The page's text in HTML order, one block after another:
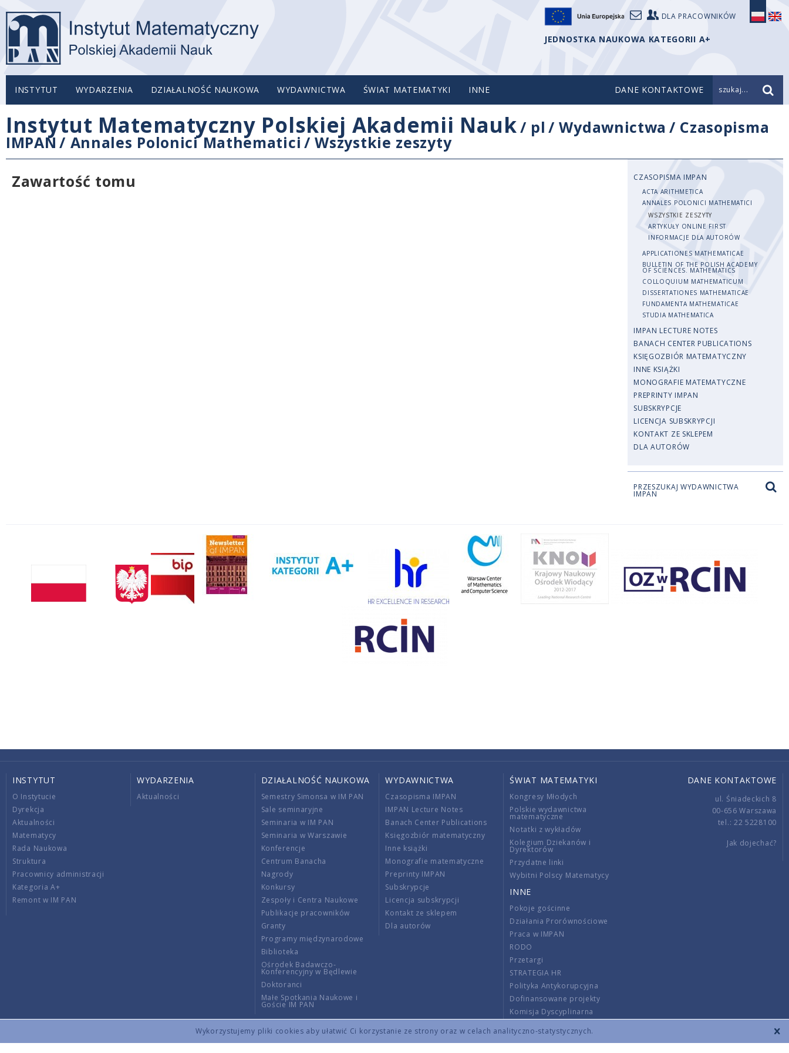
Wykorzystujemy pliki cookies aby ułatwić Ci korzystanie ze strony oraz w celach analityczno-statystycznych.
DLA PRACOWNIKÓW
JEDNOSTKA NAUKOWA KATEGORII A+
INSTYTUT WYDARZENIA DZIAŁALNOŚĆ NAUKOWA WYDAWNICTWA ŚWIAT MATEMATYKI INNE DANE KONTAKTOWE szukaj...
Instytut Matematyczny Polskiej Akademii Nauk/ pl /Wydawnictwa / Czasopisma
IMPAN / Annales Polonici Mathematici /Wszystkie zeszyty
Zawartość tomu
CZASOPISMA IMPAN
ACTA ARITHMETICA
ANNALES POLONICI MATHEMATICI
WSZYSTKIE ZESZYTY
ARTYKUŁY ONLINE FIRST
INFORMACJE DLA AUTORÓW
APPLICATIONES MATHEMATICAE
BULLETIN OF THE POLISH ACADEMY
OF SCIENCES. MATHEMATICS
COLLOQUIUM MATHEMATICUM
DISSERTATIONES MATHEMATICAE
FUNDAMENTA MATHEMATICAE
STUDIA MATHEMATICA
IMPAN LECTURE NOTES
BANACH CENTER PUBLICATIONS
KSIĘGOZBIÓR MATEMATYCZNY
INNE KSIĄŻKI
MONOGRAFIE MATEMATYCZNE
PREPRINTY IMPAN
SUBSKRYPCJE
LICENCJA SUBSKRYPCJI
KONTAKT ZE SKLEPEM
DLA AUTORÓW
PRZESZUKAJ WYDAWNICTWA
IMPAN
INSTYTUT
O Instytucie
Dyrekcja
Aktualności
Matematycy
Rada Naukowa
Struktura
Pracownicy administracji
Kategoria A+
Remont w IM PAN
WYDARZENIA
Aktualności
DZIAŁALNOŚĆ NAUKOWA
Semestry Simonsa w IM PAN
Sale seminaryjne
Seminaria w IM PAN
Seminaria w Warszawie
Konferencje
Centrum Banacha
Nagrody
Konkursy
Zespoły i Centra Naukowe
Publikacje pracowników
Granty
Programy międzynarodowe
Biblioteka
Ośrodek Badawczo-
Konferencyjny w Będlewie
Doktoranci
Małe Spotkania Naukowe i
Goście IM PAN
WYDAWNICTWA
Czasopisma IMPAN
IMPAN Lecture Notes
Banach Center Publications
Księgozbiór matematyczny
Inne książki
Monografie matematyczne
Preprinty IMPAN
Subskrypcje
Licencja subskrypcji
Kontakt ze sklepem
Dla autorów
ŚWIAT MATEMATYKI
Kongresy Młodych
Polskie wydawnictwa
matematyczne
Notatki z wykładów
Kolegium Dziekanów i
Dyrektorów
Przydatne linki
Wybitni Polscy Matematycy
INNE
Pokoje gościnne
Działania Prorównościowe
Praca w IMPAN
RODO
Przetargi
STRATEGIA HR
Polityka Antykorupcyjna
Dofinansowane projekty
Komisja Dyscyplinarna
Wnoszenie opłat
DANE KONTAKTOWE
ul. Śniadeckich 8
00-656 Warszawa
tel.: 22 5228100
Jak dojechać?